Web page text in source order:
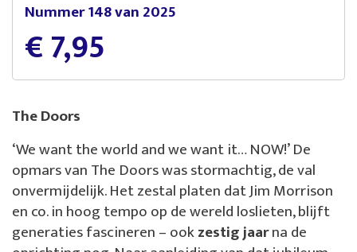
Nummer 148 van 2025
€ 7,95
The Doors
‘We want the world and we want it… NOW!’ De
opmars van The Doors was stormachtig, de val
onvermijdelijk. Het zestal platen dat Jim Morrison
en co. in hoog tempo op de wereld loslieten, blijft
generaties fascineren – ookzestig jaarna de